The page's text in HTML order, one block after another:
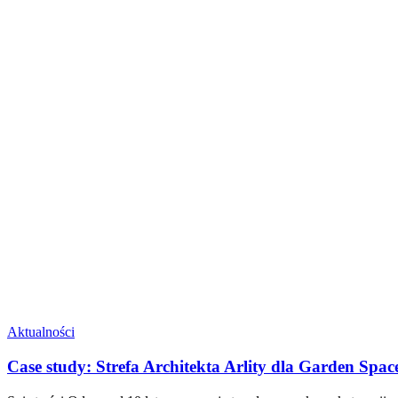
Aktualności
Case study: Strefa Architekta Arlity dla Garden